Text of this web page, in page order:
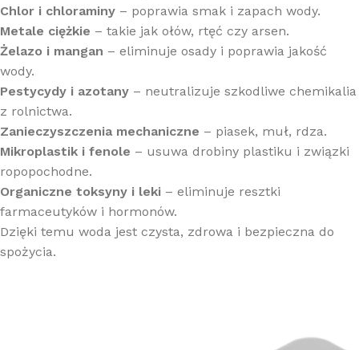
Chlor i chloraminy – poprawia smak i zapach wody.
Metale ciężkie – takie jak ołów, rtęć czy arsen.
Żelazo i mangan – eliminuje osady i poprawia jakość
wody.
Pestycydy i azotany – neutralizuje szkodliwe chemikalia
z rolnictwa.
Zanieczyszczenia mechaniczne – piasek, muł, rdza.
Mikroplastik i fenole – usuwa drobiny plastiku i związki
ropopochodne.
Organiczne toksyny i leki – eliminuje resztki
farmaceutyków i hormonów.
Dzięki temu woda jest czysta, zdrowa i bezpieczna do
spożycia.